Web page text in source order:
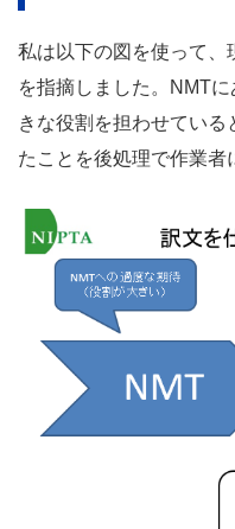
私は以下の図を使って、
を指摘しました。NMT
きな役割を担わせてい
たことを後処理で作業者